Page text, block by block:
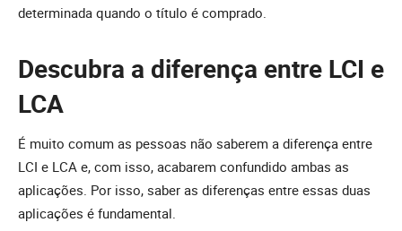
determinada quando o título é comprado.
Descubra a diferença entre LCI e
LCA
É muito comum as pessoas não saberem a diferença entre
LCI e LCA e, com isso, acabarem confundido ambas as
aplicações. Por isso, saber as diferenças entre essas duas
aplicações é fundamental.